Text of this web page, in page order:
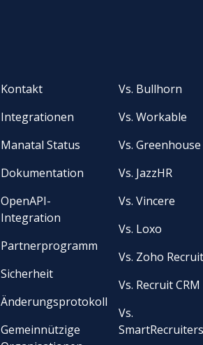
Kontakt
Integrationen
Manatal Status
Dokumentation
OpenAPI-
Integration
Partnerprogramm
Sicherheit
Änderungsprotokoll
Gemeinnützige
Vs. Bullhorn
Vs. Workable
Vs. Greenhouse
Vs. JazzHR
Vs. Vincere
Vs. Loxo
Vs. Zoho
Vs. Recruit CRM
Vs.